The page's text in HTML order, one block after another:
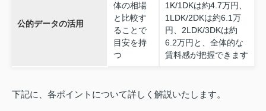
公的データの活用
体の相場
と比較す
ることで
目安を持
つ
1K/1DKは約4.7万円、
1LDK/2DKは約6.1万
円、2LDK/3DKは約
6.2万円と、全体的な
賃料感が把握できます
下記に、各ポイントについて詳しく解説いたします。